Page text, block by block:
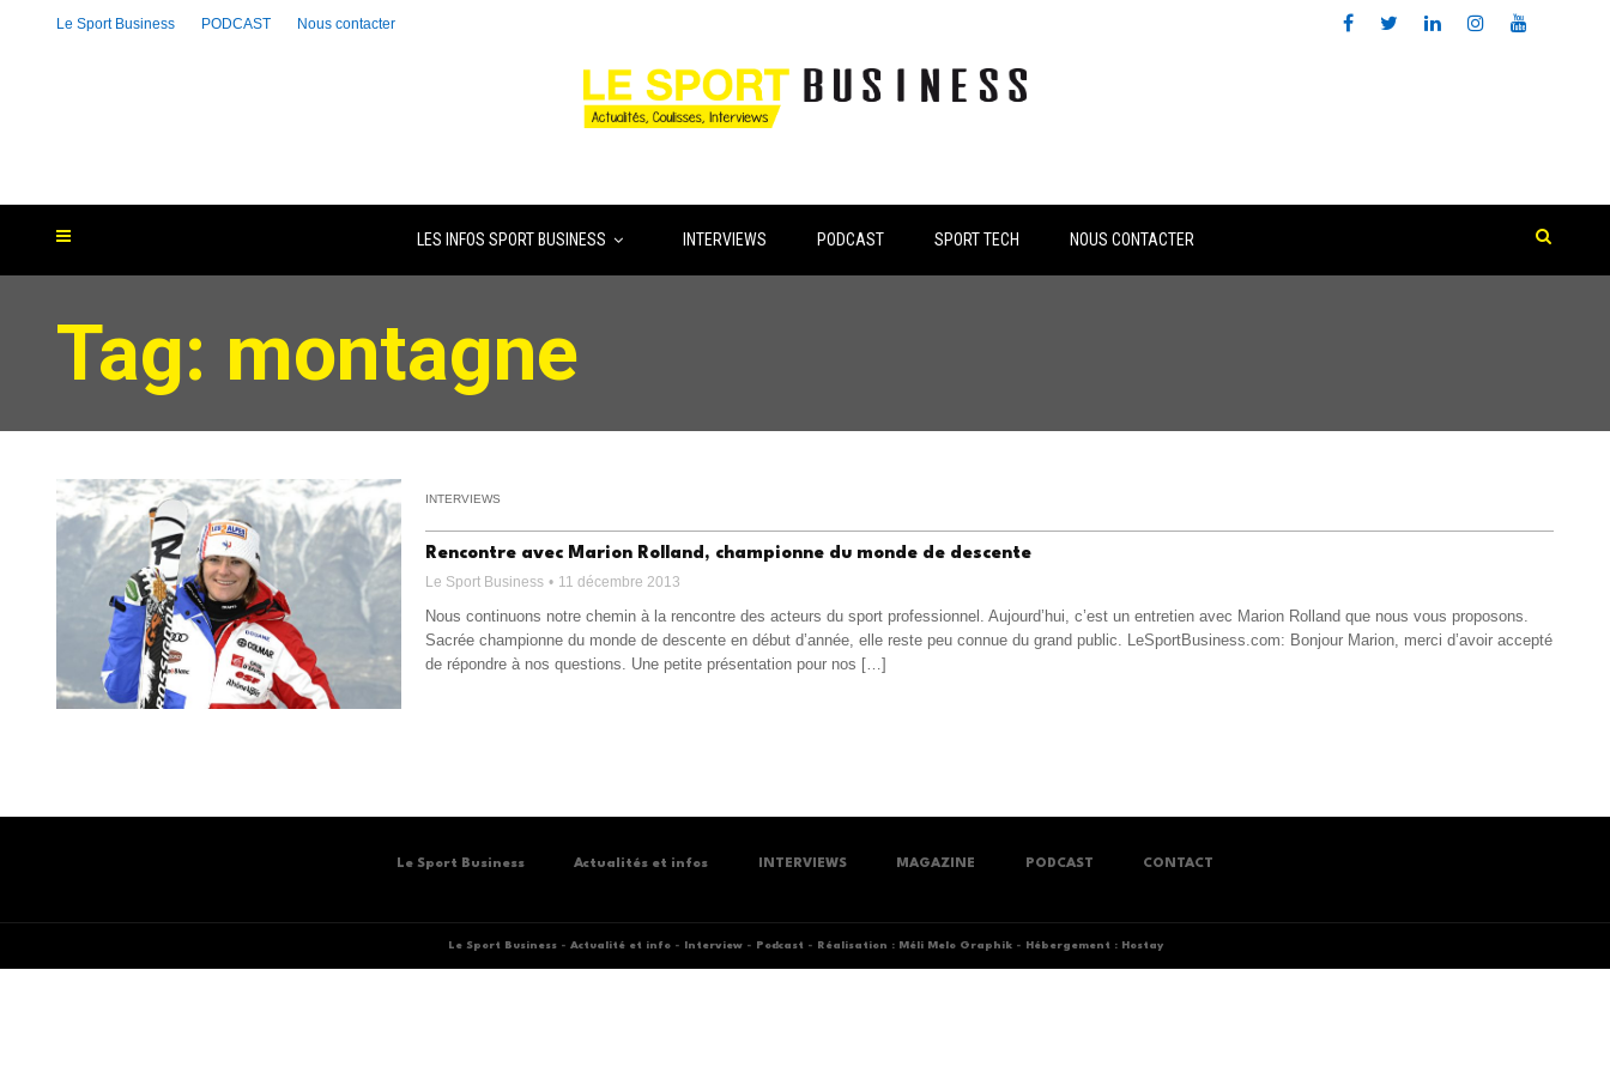
LES INFOS SPORT BUSINESS INTERVIEWS PODCAST SPORT TECH NOUS CONTACTER
Le Sport Business PODCAST Nous contacter
Tag: montagne
INTERVIEWS
Rencontre avec Marion Rolland, championne du monde de descente
Le Sport Business 11 décembre 2013
Nous continuons notre chemin à la rencontre des acteurs du sport professionnel. Aujourd’hui, c’est un entretien avec Marion Rolland que nous vous proposons.
Sacrée championne du monde de descente en début d’année, elle reste peu connue du grand public. LeSportBusiness.com: Bonjour Marion, merci d’avoir accepté
de répondre à nos questions. Une petite présentation pour nos […]
Le Sport Business Actualités et infos INTERVIEWS MAGAZINE PODCAST CONTACT
Le Sport Business- Actualité et info- Interview- Podcast - Réalisation : Méli Melo Graphik- Hébergement : Hostay